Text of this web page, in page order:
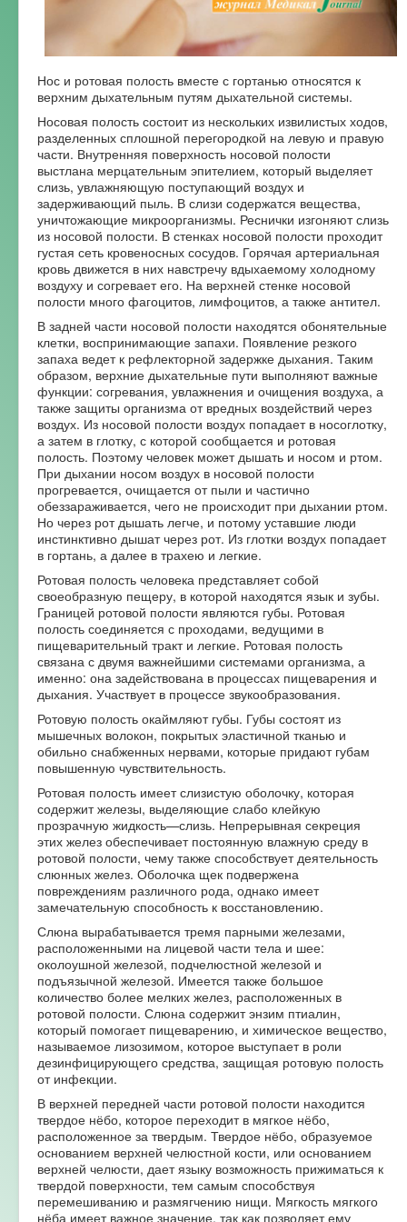
Нос и ротовая полость вместе с гортанью относятся к
верхним дыхательным путям дыхательной системы.
Носовая полость состоит из нескольких извилистых ходов,
разделенных сплошной перегородкой на левую и правую
части. Внутренняя поверхность носовой полости
выстлана мерцательным эпителием, который выделяет
слизь, увлажняющую поступающий воздух и
задерживающий пыль. В слизи содержатся вещества,
уничтожающие микроорганизмы. Реснички изгоняют слизь
из носовой полости. В стенках носовой полости проходит
густая сеть кровеносных сосудов. Горячая артериальная
кровь движется в них навстречу вдыхаемому холодному
воздуху и согревает его. На верхней стенке носовой
полости много фагоцитов, лимфоцитов, а также антител.
В задней части носовой полости находятся обонятельные
клетки, воспринимающие запахи. Появление резкого
запаха ведет к рефлекторной задержке дыхания. Таким
образом, верхние дыхательные пути выполняют важные
функции: согревания, увлажнения и очищения воздуха, а
также защиты организма от вредных воздействий через
воздух. Из носовой полости воздух попадает в носоглотку,
а затем в глотку, с которой сообщается и ротовая
полость. Поэтому человек может дышать и носом и ртом.
При дыхании носом воздух в носовой полости
прогревается, очищается от пыли и частично
обеззараживается, чего не происходит при дыхании ртом.
Но через рот дышать легче, и потому уставшие люди
инстинктивно дышат через рот. Из глотки воздух попадает
в гортань, а далее в трахею и легкие.
Ротовая полость человека представляет собой
своеобразную пещеру, в которой находятся язык и зубы.
Границей ротовой полости являются губы. Ротовая
полость соединяется с проходами, ведущими в
пищеварительный тракт и легкие. Ротовая полость
связана с двумя важнейшими системами организма, а
именно: она задействована в процессах пищеварения и
дыхания. Участвует в процессе звукообразования.
Ротовую полость окаймляют губы. Губы состоят из
мышечных волокон, покрытых эластичной тканью и
обильно снабженных нервами, которые придают губам
повышенную чувствительность.
Ротовая полость имеет слизистую оболочку, которая
содержит железы, выделяющие слабо клейкую
прозрачную жидкость—слизь. Непрерывная секреция
этих желез обеспечивает постоянную влажную среду в
ротовой полости, чему также способствует деятельность
слюнных желез. Оболочка щек подвержена
повреждениям различного рода, однако имеет
замечательную способность к восстановлению.
Слюна вырабатывается тремя парными железами,
расположенными на лицевой части тела и шее:
околоушной железой, подчелюстной железой и
подъязычной железой. Имеется также большое
количество более мелких желез, расположенных в
ротовой полости. Слюна содержит энзим птиалин,
который помогает пищеварению, и химическое вещество,
называемое лизозимом, которое выступает в роли
дезинфицирующего средства, защищая ротовую полость
от инфекции.
В верхней передней части ротовой полости находится
твердое нёбо, которое переходит в мягкое нёбо,
расположенное за твердым. Твердое нёбо, образуемое
основанием верхней челюстной кости, или основанием
верхней челюсти, дает языку возможность прижиматься к
твердой поверхности, тем самым способствуя
перемешиванию и размягчению нищи. Мягкость мягкого
нёба имеет важное значение, так как позволяет ему